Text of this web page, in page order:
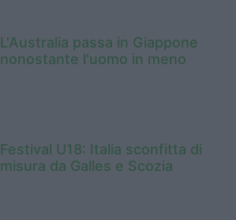
L'Australia passa in Giappone
nonostante l'uomo in meno
Festival U18: Italia sconfitta di
misura da Galles e Scozia